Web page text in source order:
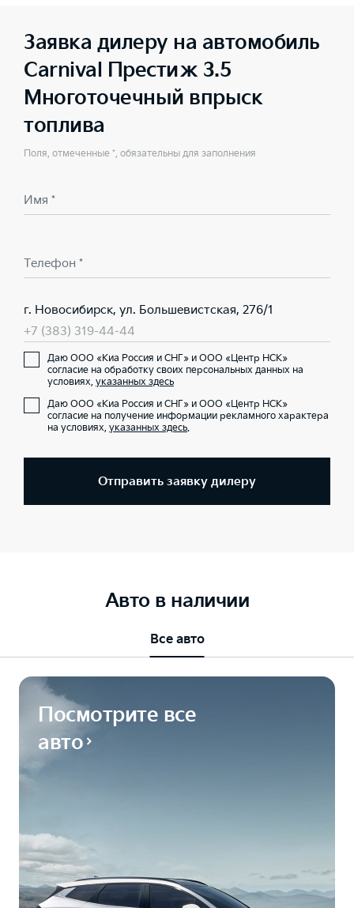
Заявка дилеру на автомобиль
Carnival Престиж 3.5
Многоточечный впрыск
топлива
Поля, отмеченные *, обязательны для заполнения
Имя *
Телефон *
г. Новосибирск, ул. Большевистская, 276/1
+7 (383) 319-44-44
Даю ООО «Киа Россия и СНГ» и ООО «Центр НСК»
согласие на обработку своих персональных данных на
условиях, указанных здесь
Даю ООО «Киа Россия и СНГ» и ООО «Центр НСК»
согласие на получение информации рекламного характера
на условиях, указанных здесь.
Отправить заявку дилеру
Авто в наличии
Все авто
Посмотрите все
авто